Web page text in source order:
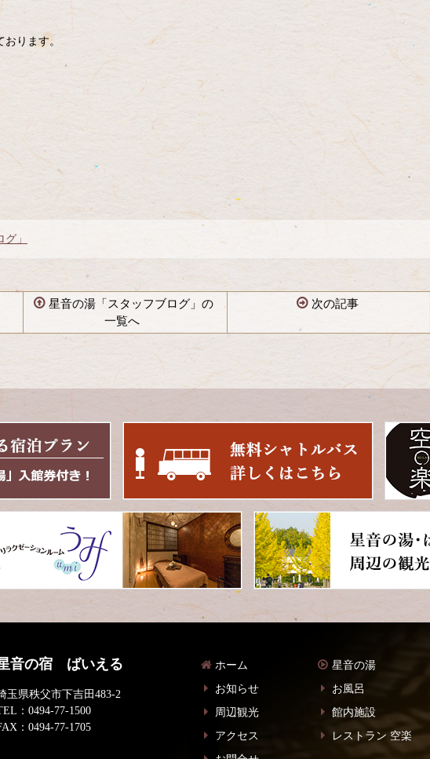
ります。
」
星音の湯「スタッフブログ」の
一覧へ
次の記事
音の宿 ばいえる
玉県秩父市下吉田483-2
：0494-77-1500
：0494-77-1705
ホーム
お知らせ
周辺観光
アクセス
星音の湯
お風呂
館内施設
レストラン 空楽